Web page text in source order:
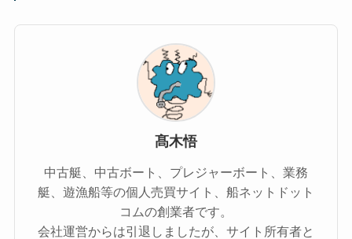
髙木悟
中古艇、中古ボート、プレジャーボート、業務
艇、遊漁船等の個人売買サイト、船ネットドット
コムの創業者です。
会社運営からは引退しましたが、サイト所有者と